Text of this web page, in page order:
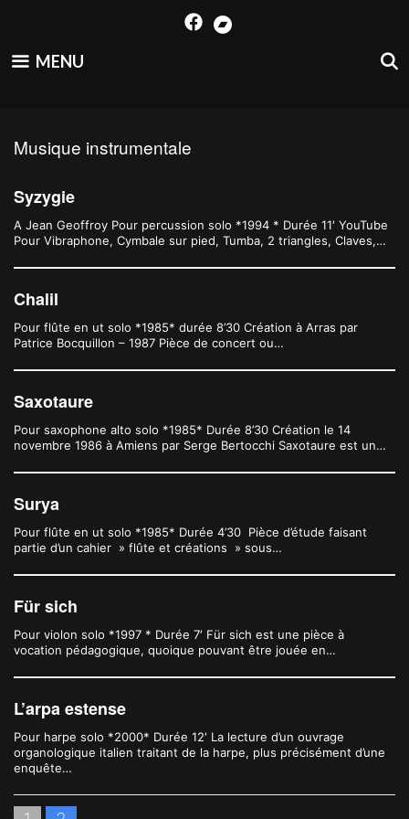
content
MENU
Musique instrumentale
Syzygie
A Jean Geoffroy Pour percussion solo *1994 * Durée 11′ YouTube
Pour Vibraphone, Cymbale sur pied, Tumba, 2 triangles, Claves,…
Chalil
Pour flûte en ut solo *1985* durée 8’30 Création à Arras par
Patrice Bocquillon – 1987 Pièce de concert ou…
Saxotaure
Pour saxophone alto solo *1985* Durée 8’30 Création le 14
novembre 1986 à Amiens par Serge Bertocchi Saxotaure est un…
Surya
Pour flûte en ut solo *1985* Durée 4’30 Pièce d’étude faisant
partie d’un cahier » flûte et créations » sous…
Für sich
Pour violon solo *1997 * Durée 7′ Für sich est une pièce à
vocation pédagogique, quoique pouvant être jouée en…
L’arpa estense
Pour harpe solo *2000* Durée 12′ La lecture d’un ouvrage
organologique italien traitant de la harpe, plus précisément d’une
enquête…